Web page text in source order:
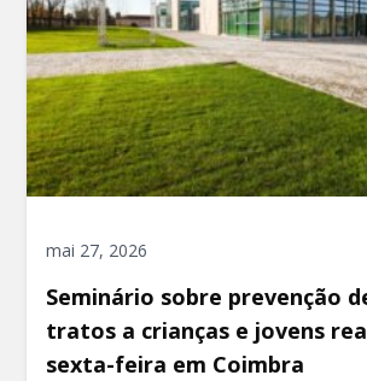
mai 27, 2026
Seminário sobre prevenção
tratos a crianças e jovens
sexta-feira em Coimbra